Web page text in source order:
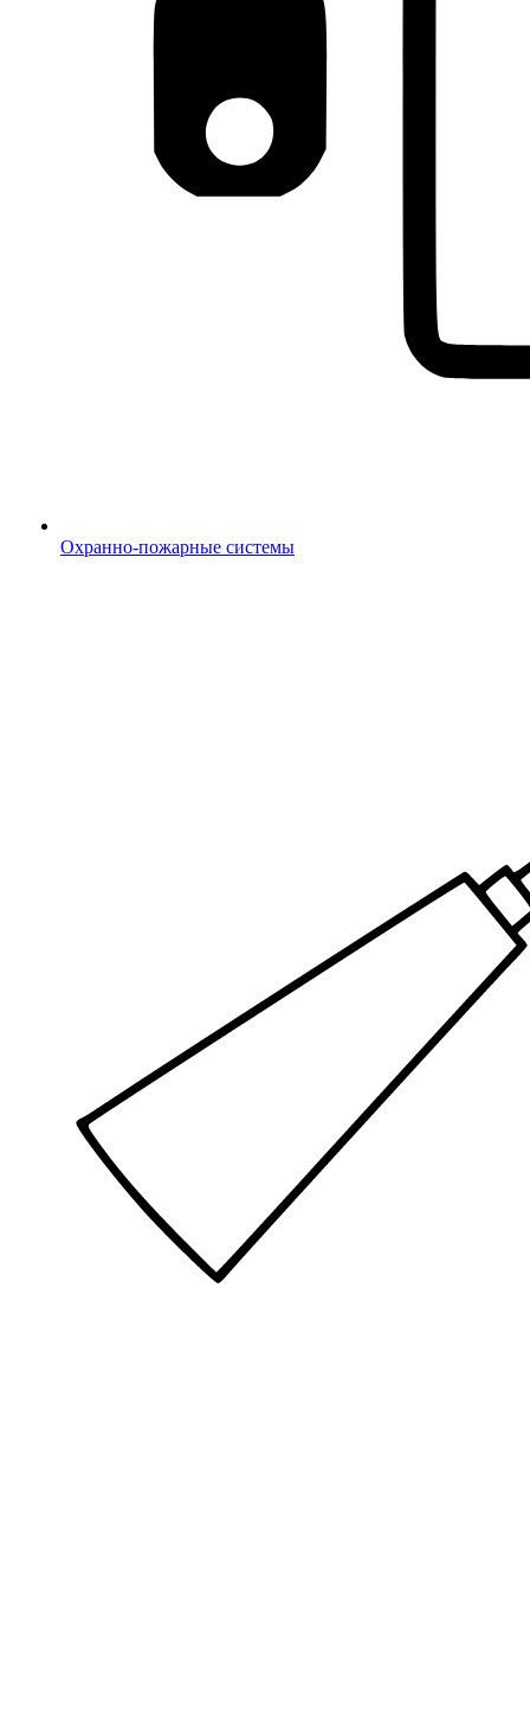
Охранно-пожарные системы